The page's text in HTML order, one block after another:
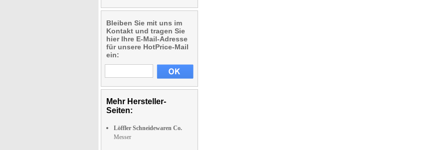
Bleiben Sie mit uns im
Kontakt und tragen Sie
hier Ihre E-Mail-Adresse
für unsere HotPrice-Mail
ein:
Mehr Hersteller-
Seiten:
Löffler Schneidewaren Co.
Messer